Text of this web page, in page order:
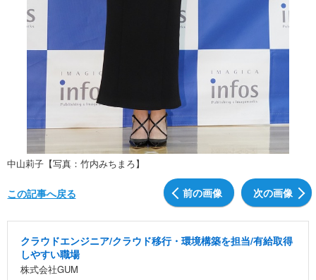
中山莉子【写真：竹内みちまろ】
前の画像 次の画像
この記事へ戻る
クラウドエンジニア/クラウド移行・環境構築を担当/有給取得
しやすい職場
株式会社GUM